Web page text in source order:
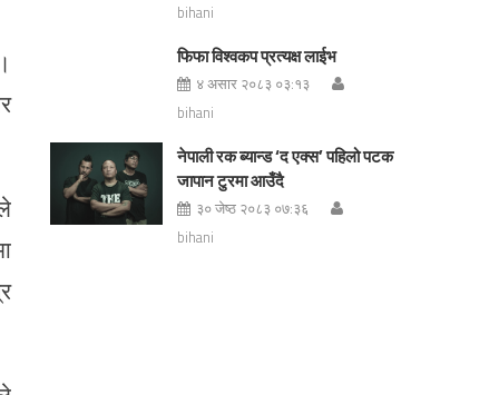
bihani
फिफा विश्वकप प्रत्यक्ष लाईभ
४ असार २०८३ ०३:१३
bihani
नेपाली रक ब्यान्ड ‘द एक्स’ पहिलो पटक
जापान टुरमा आउँदै
३० जेष्ठ २०८३ ०७:३६
bihani